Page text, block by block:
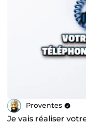
Proventes
Je vais réaliser